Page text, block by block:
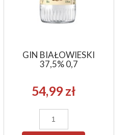
GIN BIAŁOWIESKI
37,5% 0,7
54,99 zł